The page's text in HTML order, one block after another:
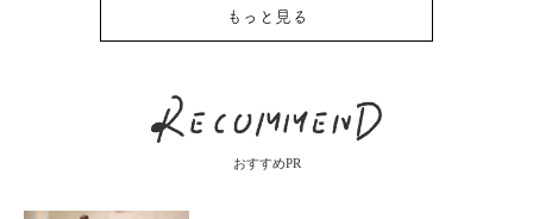
もっと見る
おすすめPR